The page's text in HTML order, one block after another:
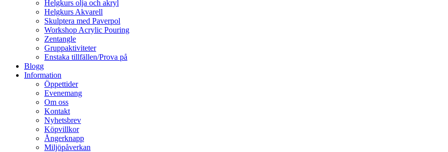
Helgkurs olja och akryl
Helgkurs Akvarell
Skulptera med Paverpol
Workshop Acrylic Pouring
Zentangle
Gruppaktiviteter
Enstaka tillfällen/Prova på
Blogg
Information
Öppettider
Evenemang
Om oss
Kontakt
Nyhetsbrev
Köpvillkor
Ångerknapp
Miljöpåverkan